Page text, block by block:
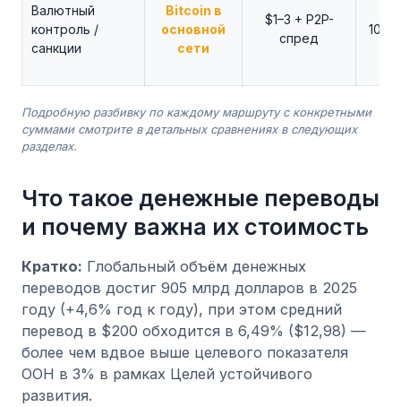
Валютный
контроль /
санкции
Bitcoin в
основной
сети
$1–3 + P2P-
спред
Подробную разбивку по каждому маршруту с конкретными
суммами смотрите в детальных сравнениях в следующих
разделах.
Что такое денежные переводы
и почему важна их стоимость
Кратко: Глобальный объём денежных
переводов достиг 905 млрд долларов в 2025
году (+4,6% год к году), при этом средний
перевод в $200 обходится в 6,49% ($12,98) —
более чем вдвое выше целевого показателя
ООН в 3% в рамках Целей устойчивого
развития.